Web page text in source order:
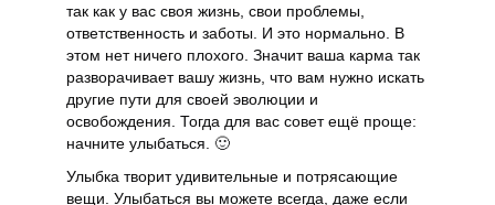
так как у вас своя жизнь, свои проблемы,
ответственность и заботы. И это нормально. В
этом нет ничего плохого. Значит ваша карма так
разворачивает вашу жизнь, что вам нужно искать
другие пути для своей эволюции и
освобождения. Тогда для вас совет ещё проще:
начните улыбаться. 🙂
Улыбка творит удивительные и потрясающие
вещи. Улыбаться вы можете всегда, даже если